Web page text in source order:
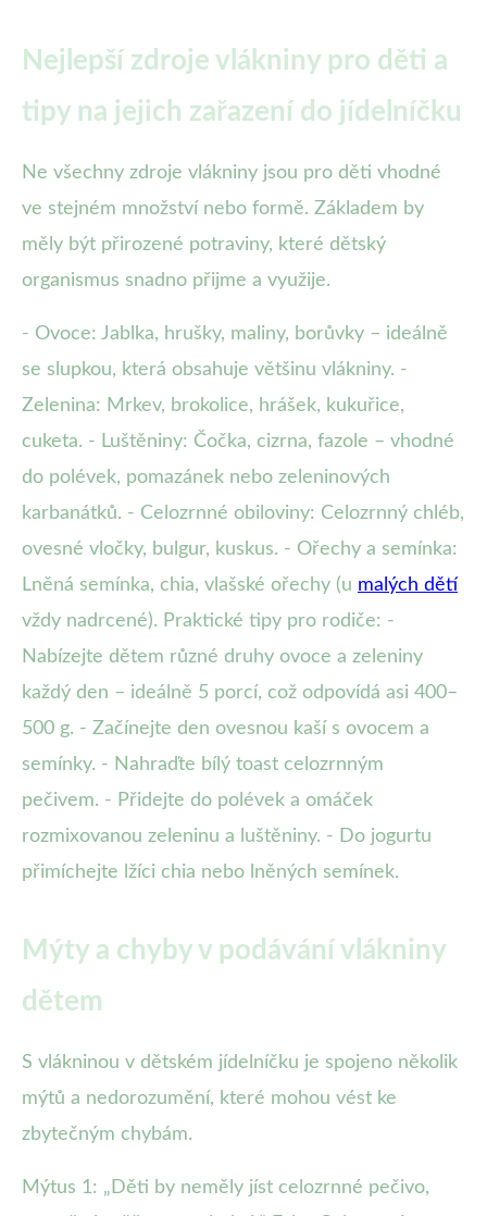
Nejlepší zdroje vlákniny pro děti a
tipy na jejich zařazení do jídelníčku
Ne všechny zdroje vlákniny jsou pro děti vhodné
ve stejném množství nebo formě. Základem by
měly být přirozené potraviny, které dětský
organismus snadno přijme a využije.
- Ovoce: Jablka, hrušky, maliny, borůvky – ideálně
se slupkou, která obsahuje většinu vlákniny. -
Zelenina: Mrkev, brokolice, hrášek, kukuřice,
cuketa. - Luštěniny: Čočka, cizrna, fazole – vhodné
do polévek, pomazánek nebo zeleninových
karbanátků. - Celozrnné obiloviny: Celozrnný chléb,
ovesné vločky, bulgur, kuskus. - Ořechy a semínka:
Lněná semínka, chia, vlašské ořechy (u malých dětí
vždy nadrcené). Praktické tipy pro rodiče: -
Nabízejte dětem různé druhy ovoce a zeleniny
každý den – ideálně 5 porcí, což odpovídá asi 400–
500 g. - Začínejte den ovesnou kaší s ovocem a
semínky. - Nahraďte bílý toast celozrnným
pečivem. - Přidejte do polévek a omáček
rozmixovanou zeleninu a luštěniny. - Do jogurtu
přimíchejte lžíci chia nebo lněných semínek.
Mýty a chyby v podávání vlákniny
dětem
S vlákninou v dětském jídelníčku je spojeno několik
mýtů a nedorozumění, které mohou vést ke
zbytečným chybám.
Mýtus 1: „Děti by neměly jíst celozrnné pečivo,